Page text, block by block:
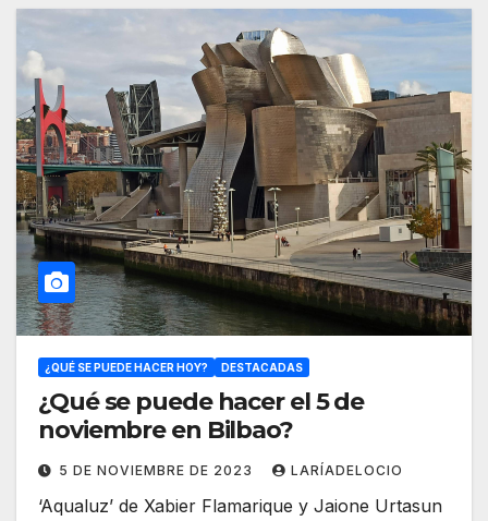
¿QUÉ SE PUEDE HACER HOY? DESTACADAS
¿Qué se puede hacer el 5 de
noviembre en Bilbao?
5 DE NOVIEMBRE DE 2023 LARÍADELOCIO
‘Aqualuz’ de Xabier Flamarique y Jaione Urtasun